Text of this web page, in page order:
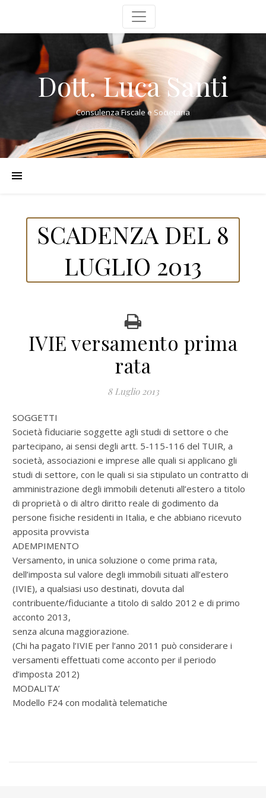
Dott. Luca Santi
Consulenza Fiscale e Societaria
SCADENZA DEL 8
LUGLIO 2013
IVIE versamento prima
rata
8 Luglio 2013
SOGGETTI
Società fiduciarie soggette agli studi di settore o che
partecipano, ai sensi degli artt. 5-115-116 del TUIR, a
società, associazioni e imprese alle quali si applicano gli
studi di settore, con le quali si sia stipulato un contratto di
amministrazione degli immobili detenuti all’estero a titolo
di proprietà o di altro diritto reale di godimento da
persone fisiche residenti in Italia, e che abbiano ricevuto
apposita provvista
ADEMPIMENTO
Versamento, in unica soluzione o come prima rata,
dell’imposta sul valore degli immobili situati all’estero
(IVIE), a qualsiasi uso destinati, dovuta dal
contribuente/fiduciante a titolo di saldo 2012 e di primo
acconto 2013,
senza alcuna maggiorazione.
(Chi ha pagato l’IVIE per l’anno 2011 può considerare i
versamenti effettuati come acconto per il periodo
d’imposta 2012)
MODALITA’
Modello F24 con modalità telematiche